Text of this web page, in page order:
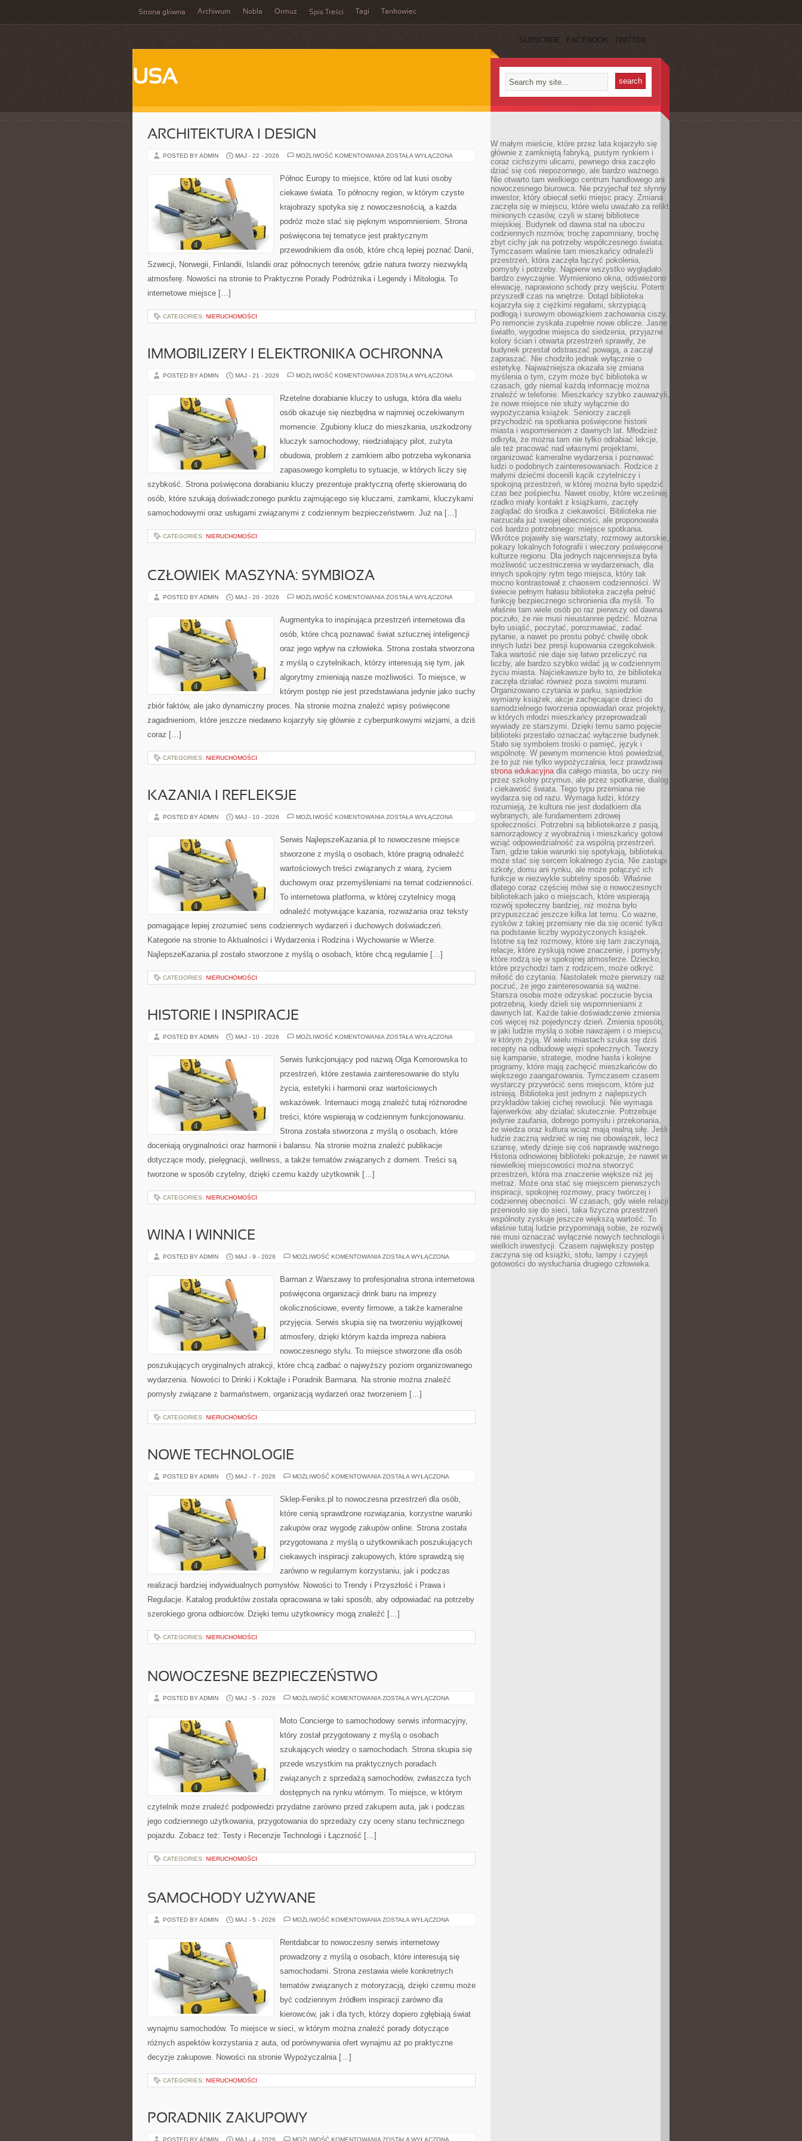
Strona główna Archiwum Nobla Ormuz Spis Treści Tagi Tankowiec
SUBSCRIBE FACEBOOK TWITTER
USA
ARCHITEKTURA I DESIGN
POSTED BY ADMIN MAJ - 22 - 2026 MOŻLIWOŚĆ KOMENTOWANIA ARCHITEKTURA
ZOSTAŁA WYŁĄCZONA
Północ Europy to miejsce, które od lat kusi osoby
ciekawe świata. To północny region, w którym czyste
krajobrazy spotyka się z nowoczesnością, a każda
podróż może stać się pięknym wspomnieniem. Strona
poświęcona tej tematyce jest praktycznym
przewodnikiem dla osób, które chcą lepiej poznać Danii,
Szwecji, Norwegii, Finlandii, Islandii oraz północnych terenów, gdzie natura tworzy niezwykłą
atmosferę. Nowości na stronie to Praktyczne Porady Podróżnika i Legendy i Mitologia. To
internetowe miejsce […]
CATEGORIES: NIERUCHOMOŚCI
IMMOBILIZERY I ELEKTRONIKA OCHRONNA
POSTED BY ADMIN MAJ - 21 - 2026 MOŻLIWOŚĆ KOMENTOWANIA IMMOBILIZERY
OCHRONNA
ZOSTAŁA WYŁĄCZONA
Rzetelne dorabianie kluczy to usługa, która dla wielu
osób okazuje się niezbędna w najmniej oczekiwanym
momencie. Zgubiony klucz do mieszkania, uszkodzony
kluczyk samochodowy, niedziałający pilot, zużyta
obudowa, problem z zamkiem albo potrzeba wykonania
zapasowego kompletu to sytuacje, w których liczy się
szybkość. Strona poświęcona dorabianiu kluczy prezentuje praktyczną ofertę skierowaną do
osób, które szukają doświadczonego punktu zajmującego się kluczami, zamkami, kluczykami
samochodowymi oraz usługami związanymi z codziennym bezpieczeństwem. Już na […]
CATEGORIES: NIERUCHOMOŚCI
CZŁOWIEK–MASZYNA: SYMBIOZA
POSTED BY ADMIN MAJ - 20 - 2026 MOŻLIWOŚĆ KOMENTOWANIA CZŁOWIEK–
ZOSTAŁA WYŁĄCZONA
Augmentyka to inspirująca przestrzeń internetowa dla
osób, które chcą poznawać świat sztucznej inteligencji
oraz jego wpływ na człowieka. Strona została stworzona
z myślą o czytelnikach, którzy interesują się tym, jak
algorytmy zmieniają nasze możliwości. To miejsce, w
którym postęp nie jest przedstawiana jedynie jako suchy
zbiór faktów, ale jako dynamiczny proces. Na stronie można znaleźć wpisy poświęcone
zagadnieniom, które jeszcze niedawno kojarzyły się głównie z cyberpunkowymi wizjami, a dziś
coraz […]
CATEGORIES: NIERUCHOMOŚCI
KAZANIA I REFLEKSJE
POSTED BY ADMIN MAJ - 10 - 2026 MOŻLIWOŚĆ KOMENTOWANIA KAZANIA
ZOSTAŁA WYŁĄCZONA
Serwis NajlepszeKazania.pl to nowoczesne miejsce
stworzone z myślą o osobach, które pragną odnaleźć
wartościowych treści związanych z wiarą, życiem
duchowym oraz przemyśleniami na temat codzienności.
To internetowa platforma, w której czytelnicy mogą
odnaleźć motywujące kazania, rozważania oraz teksty
pomagające lepiej zrozumieć sens codziennych wydarzeń i duchowych doświadczeń.
Kategorie na stronie to Aktualności i Wydarzenia i Rodzina i Wychowanie w Wierze.
NajlepszeKazania.pl zostało stworzone z myślą o osobach, które chcą regularnie […]
CATEGORIES: NIERUCHOMOŚCI
HISTORIE I INSPIRACJE
POSTED BY ADMIN MAJ - 10 - 2026 MOŻLIWOŚĆ KOMENTOWANIA HISTORIE
ZOSTAŁA WYŁĄCZONA
Serwis funkcjonujący pod nazwą Olga Komorowska to
przestrzeń, które zestawia zainteresowanie do stylu
życia, estetyki i harmonii oraz wartościowych
wskazówek. Internauci mogą znaleźć tutaj różnorodne
treści, które wspierają w codziennym funkcjonowaniu.
Strona została stworzona z myślą o osobach, które
doceniają oryginalności oraz harmonii i balansu. Na stronie można znaleźć publikacje
dotyczące mody, pielęgnacji, wellness, a także tematów związanych z domem. Treści są
tworzone w sposób czytelny, dzięki czemu każdy użytkownik […]
CATEGORIES: NIERUCHOMOŚCI
WINA I WINNICE
POSTED BY ADMIN MAJ - 9 - 2026 MOŻLIWOŚĆ KOMENTOWANIA WINA
ZOSTAŁA WYŁĄCZONA
Barman z Warszawy to profesjonalna strona internetowa
poświęcona organizacji drink baru na imprezy
okolicznościowe, eventy firmowe, a także kameralne
przyjęcia. Serwis skupia się na tworzeniu wyjątkowej
atmosfery, dzięki którym każda impreza nabiera
nowoczesnego stylu. To miejsce stworzone dla osób
poszukujących oryginalnych atrakcji, które chcą zadbać o najwyższy poziom organizowanego
wydarzenia. Nowości to Drinki i Koktajle i Poradnik Barmana. Na stronie można znaleźć
pomysły związane z barmaństwem, organizacją wydarzeń oraz tworzeniem […]
CATEGORIES: NIERUCHOMOŚCI
NOWE TECHNOLOGIE
POSTED BY ADMIN MAJ - 7 - 2026 MOŻLIWOŚĆ KOMENTOWANIA NOWE
ZOSTAŁA WYŁĄCZONA
Sklep-Feniks.pl to nowoczesna przestrzeń dla osób,
które cenią sprawdzone rozwiązania, korzystne warunki
zakupów oraz wygodę zakupów online. Strona została
przygotowana z myślą o użytkownikach poszukujących
ciekawych inspiracji zakupowych, które sprawdzą się
zarówno w regularnym korzystaniu, jak i podczas
realizacji bardziej indywidualnych pomysłów. Nowości to Trendy i Przyszłość i Prawa i
Regulacje. Katalog produktów została opracowana w taki sposób, aby odpowiadać na potrzeby
szerokiego grona odbiorców. Dzięki temu użytkownicy mogą znaleźć […]
CATEGORIES: NIERUCHOMOŚCI
NOWOCZESNE BEZPIECZEŃSTWO
POSTED BY ADMIN MAJ - 5 - 2026 MOŻLIWOŚĆ KOMENTOWANIA NOWOCZESNE
ZOSTAŁA WYŁĄCZONA
Moto Concierge to samochodowy serwis informacyjny,
który został przygotowany z myślą o osobach
szukających wiedzy o samochodach. Strona skupia się
przede wszystkim na praktycznych poradach
związanych z sprzedażą samochodów, zwłaszcza tych
dostępnych na rynku wtórnym. To miejsce, w którym
czytelnik może znaleźć podpowiedzi przydatne zarówno przed zakupem auta, jak i podczas
jego codziennego użytkowania, przygotowania do sprzedaży czy oceny stanu technicznego
pojazdu. Zobacz też: Testy i Recenzje Technologii i Łączność […]
CATEGORIES: NIERUCHOMOŚCI
SAMOCHODY UŻYWANE
POSTED BY ADMIN MAJ - 5 - 2026 MOŻLIWOŚĆ KOMENTOWANIA SAMOCHODY
ZOSTAŁA WYŁĄCZONA
Rentdabcar to nowoczesny serwis internetowy
prowadzony z myślą o osobach, które interesują się
samochodami. Strona zestawia wiele konkretnych
tematów związanych z motoryzacją, dzięki czemu może
być codziennym źródłem inspiracji zarówno dla
kierowców, jak i dla tych, którzy dopiero zgłębiają świat
wynajmu samochodów. To miejsce w sieci, w którym można znaleźć porady dotyczące
różnych aspektów korzystania z auta, od porównywania ofert wynajmu aż po praktyczne
decyzje zakupowe. Nowości na stronie Wypożyczalnia […]
CATEGORIES: NIERUCHOMOŚCI
PORADNIK ZAKUPOWY
POSTED BY ADMIN MAJ - 4 - 2026 MOŻLIWOŚĆ KOMENTOWANIA PORADNIK
ZOSTAŁA WYŁĄCZONA
W małym mieście, które przez lata kojarzyło się
głównie z zamkniętą fabryką, pustym rynkiem i
coraz cichszymi ulicami, pewnego dnia zaczęło
dziać się coś niepozornego, ale bardzo ważnego.
Nie otwarto tam wielkiego centrum handlowego ani
nowoczesnego biurowca. Nie przyjechał też słynny
inwestor, który obiecał setki miejsc pracy. Zmiana
zaczęła się w miejscu, które wielu uważało za relikt
minionych czasów, czyli w starej bibliotece
miejskiej. Budynek od dawna stał na uboczu
codziennych rozmów, trochę zapomniany, trochę
zbyt cichy jak na potrzeby współczesnego świata.
Tymczasem właśnie tam mieszkańcy odnaleźli
przestrzeń, która zaczęła łączyć pokolenia,
pomysły i potrzeby. Najpierw wszystko wyglądało
bardzo zwyczajnie. Wymieniono okna, odświeżono
elewację, naprawiono schody przy wejściu. Potem
przyszedł czas na wnętrze. Dotąd biblioteka
kojarzyła się z ciężkimi regałami, skrzypiącą
podłogą i surowym obowiązkiem zachowania ciszy.
Po remoncie zyskała zupełnie nowe oblicze. Jasne
światło, wygodne miejsca do siedzenia, przyjazne
kolory ścian i otwarta przestrzeń sprawiły, że
budynek przestał odstraszać powagą, a zaczął
zapraszać. Nie chodziło jednak wyłącznie o
estetykę. Najważniejsza okazała się zmiana
myślenia o tym, czym może być biblioteka w
czasach, gdy niemal każdą informację można
znaleźć w telefonie. Mieszkańcy szybko zauważyli,
że nowe miejsce nie służy wyłącznie do
wypożyczania książek. Seniorzy zaczęli
przychodzić na spotkania poświęcone historii
miasta i wspomnieniom z dawnych lat. Młodzież
odkryła, że można tam nie tylko odrabiać lekcje,
ale też pracować nad własnymi projektami,
organizować kameralne wydarzenia i poznawać
ludzi o podobnych zainteresowaniach. Rodzice z
małymi dziećmi docenili kącik czytelniczy i
spokojną przestrzeń, w której można było spędzić
czas bez pośpiechu. Nawet osoby, które wcześniej
rzadko miały kontakt z książkami, zaczęły
zaglądać do środka z ciekawości. Biblioteka nie
narzucała już swojej obecności, ale proponowała
coś bardzo potrzebnego: miejsce spotkania.
Wkrótce pojawiły się warsztaty, rozmowy autorskie,
pokazy lokalnych fotografii i wieczory poświęcone
kulturze regionu. Dla jednych najcenniejsza była
możliwość uczestniczenia w wydarzeniach, dla
innych spokojny rytm tego miejsca, który tak
mocno kontrastował z chaosem codzienności. W
świecie pełnym hałasu biblioteka zaczęła pełnić
funkcję bezpiecznego schronienia dla myśli. To
właśnie tam wiele osób po raz pierwszy od dawna
poczuło, że nie musi nieustannie pędzić. Można
było usiąść, poczytać, porozmawiać, zadać
pytanie, a nawet po prostu pobyć chwilę obok
innych ludzi bez presji kupowania czegokolwiek.
Taka wartość nie daje się łatwo przeliczyć na
liczby, ale bardzo szybko widać ją w codziennym
życiu miasta. Najciekawsze było to, że biblioteka
zaczęła działać również poza swoimi murami.
Organizowano czytania w parku, sąsiedzkie
wymiany książek, akcje zachęcające dzieci do
samodzielnego tworzenia opowiadań oraz projekty,
w których młodzi mieszkańcy przeprowadzali
wywiady ze starszymi. Dzięki temu samo pojęcie
biblioteki przestało oznaczać wyłącznie budynek.
Stało się symbolem troski o pamięć, język i
wspólnotę. W pewnym momencie ktoś powiedział,
że to już nie tylko wypożyczalnia, lecz prawdziwa
strona edukacyjnadla całego miasta, bo uczy nie
przez szkolny przymus, ale przez spotkanie, dialog
i ciekawość świata. Tego typu przemiana nie
wydarza się od razu. Wymaga ludzi, którzy
rozumieją, że kultura nie jest dodatkiem dla
wybranych, ale fundamentem zdrowej
społeczności. Potrzebni są bibliotekarze z pasją,
samorządowcy z wyobraźnią i mieszkańcy gotowi
wziąć odpowiedzialność za wspólną przestrzeń.
Tam, gdzie takie warunki się spotykają, biblioteka
może stać się sercem lokalnego życia. Nie zastąpi
szkoły, domu ani rynku, ale może połączyć ich
funkcje w niezwykle subtelny sposób. Właśnie
dlatego coraz częściej mówi się o nowoczesnych
bibliotekach jako o miejscach, które wspierają
rozwój społeczny bardziej, niż można było
przypuszczać jeszcze kilka lat temu. Co ważne,
zysków z takiej przemiany nie da się ocenić tylko
na podstawie liczby wypożyczonych książek.
Istotne są też rozmowy, które się tam zaczynają,
relacje, które zyskują nowe znaczenie, i pomysły,
które rodzą się w spokojnej atmosferze. Dziecko,
które przychodzi tam z rodzicem, może odkryć
miłość do czytania. Nastolatek może pierwszy raz
poczuć, że jego zainteresowania są ważne.
Starsza osoba może odzyskać poczucie bycia
potrzebną, kiedy dzieli się wspomnieniami z
dawnych lat. Każde takie doświadczenie zmienia
coś więcej niż pojedynczy dzień. Zmienia sposób,
w jaki ludzie myślą o sobie nawzajem i o miejscu,
w którym żyją. W wielu miastach szuka się dziś
recepty na odbudowę więzi społecznych. Tworzy
się kampanie, strategie, modne hasła i kolejne
programy, które mają zachęcić mieszkańców do
większego zaangażowania. Tymczasem czasem
wystarczy przywrócić sens miejscom, które już
istnieją. Biblioteka jest jednym z najlepszych
przykładów takiej cichej rewolucji. Nie wymaga
fajerwerków, aby działać skutecznie. Potrzebuje
jedynie zaufania, dobrego pomysłu i przekonania,
że wiedza oraz kultura wciąż mają realną siłę. Jeśli
ludzie zaczną widzieć w niej nie obowiązek, lecz
szansę, wtedy dzieje się coś naprawdę ważnego.
Historia odnowionej biblioteki pokazuje, że nawet w
niewielkiej miejscowości można stworzyć
przestrzeń, która ma znaczenie większe niż jej
metraż. Może ona stać się miejscem pierwszych
inspiracji, spokojnej rozmowy, pracy twórczej i
codziennej obecności. W czasach, gdy wiele relacji
przeniosło się do sieci, taka fizyczna przestrzeń
wspólnoty zyskuje jeszcze większą wartość. To
właśnie tutaj ludzie przypominają sobie, że rozwój
nie musi oznaczać wyłącznie nowych technologii i
wielkich inwestycji. Czasem największy postęp
zaczyna się od książki, stołu, lampy i czyjejś
gotowości do wysłuchania drugiego człowieka.